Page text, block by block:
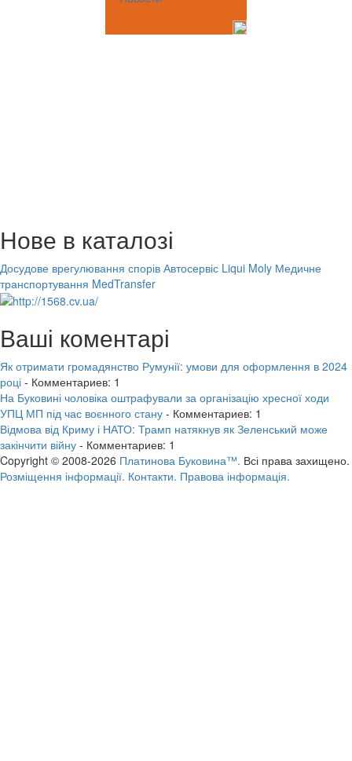
Нове в каталозі
Досудове врегулювання спорів Автосервіс Liqui Moly Медичне
транспортування MedTransfer
Ваші коментарі
Як отримати громадянство Румунії: умови для оформлення в 2024
році - Комментариев: 1
На Буковині чоловіка оштрафували за організацію хресної ходи
УПЦ МП під час воєнного стану - Комментариев: 1
Відмова від Криму і НАТО: Трамп натякнув як Зеленський може
закінчити війну - Комментариев: 1
Copyright © 2008-2026 Платинова Буковина™. Всі права захищено.
Розміщення інформації. Контакти. Правова інформація.